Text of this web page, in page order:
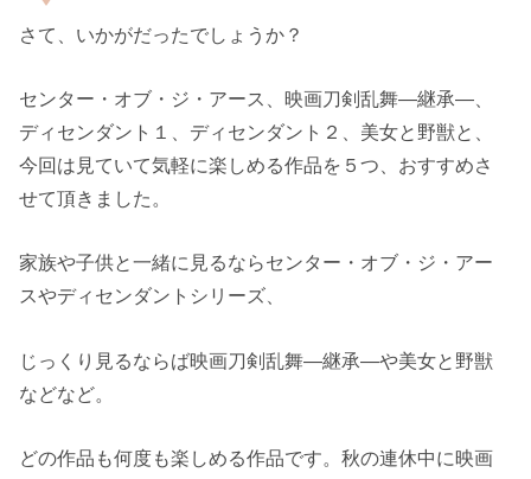
さて、いかがだったでしょうか？
センター・オブ・ジ・アース、映画刀剣乱舞―継承―、
ディセンダント１、ディセンダント２、美女と野獣と、
今回は見ていて気軽に楽しめる作品を５つ、おすすめさ
せて頂きました。
家族や子供と一緒に見るならセンター・オブ・ジ・アー
スやディセンダントシリーズ、
じっくり見るならば映画刀剣乱舞―継承―や美女と野獣
などなど。
どの作品も何度も楽しめる作品です。秋の連休中に映画